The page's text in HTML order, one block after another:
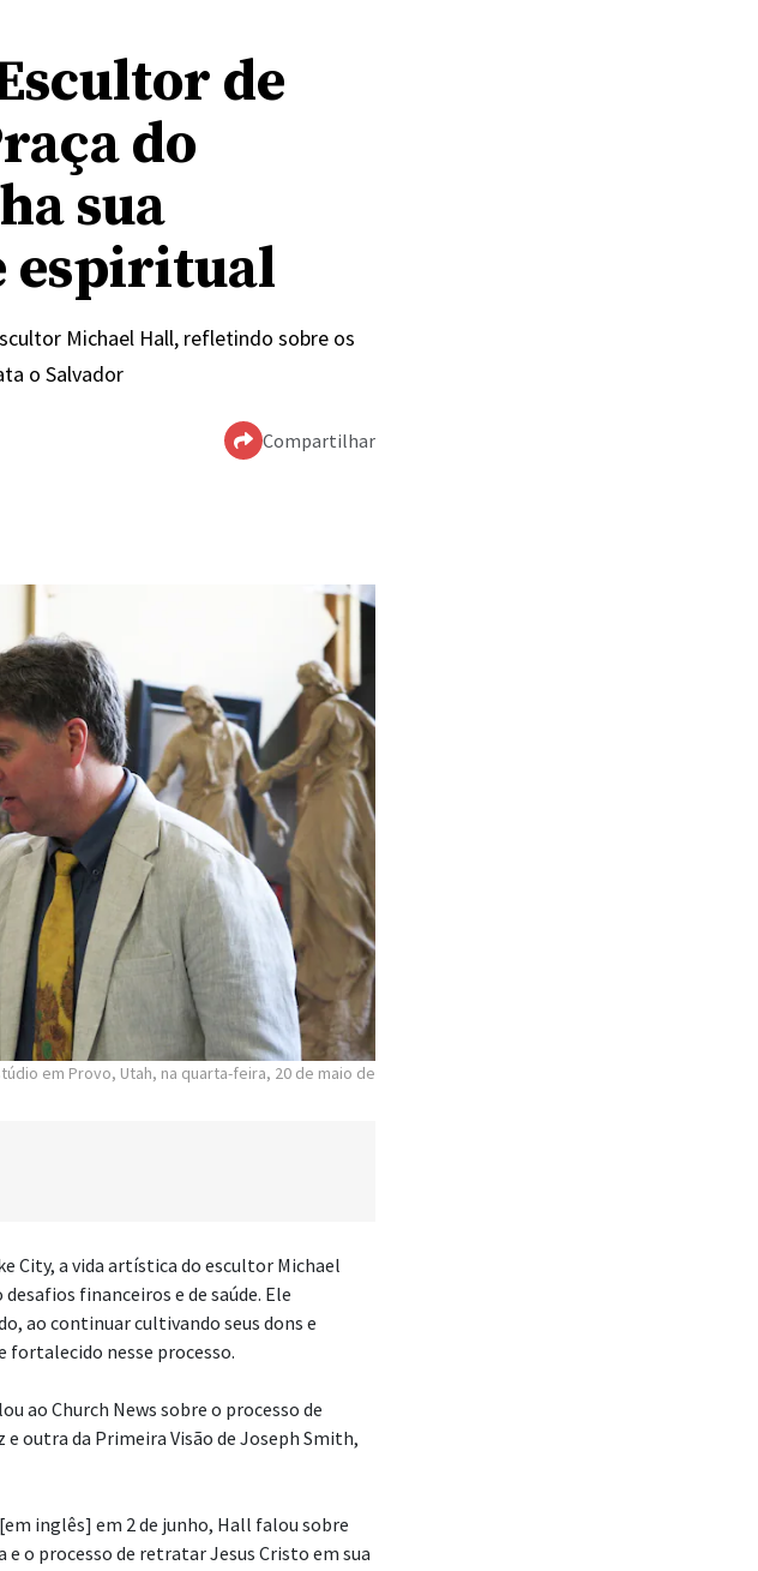
de
do
sua
espiritual
Michael Hall, refletindo sobre os
o Salvador
Compartilhar
em Provo, Utah, na quarta-feira, 20 de maio de
City, a vida artística do escultor Michael
financeiros e de saúde. Ele
ao continuar cultivando seus dons e
fortalecido nesse processo.
ao Church News sobre o processo de
e outra da Primeira Visão de Joseph Smith,
[em inglês] em 2 de junho, Hall falou sobre
e o processo de retratar Jesus Cristo em sua